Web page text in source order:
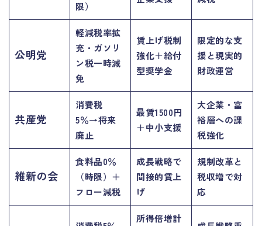
限）
公明党
軽減税率拡
充・ガソリ
ン税一時減
免
賃上げ税制
強化＋給付
型奨学金
限定的な支
援と現実的
財政運営
共産党
消費税
5％→将来
廃止
最賃1500円
＋中小支援
大企業・富
裕層への課
税強化
維新の会
食料品0％
（時限）＋
フロー減税
成長戦略で
間接的賃上
げ
規制改革と
税収増で対
応
所得倍増計